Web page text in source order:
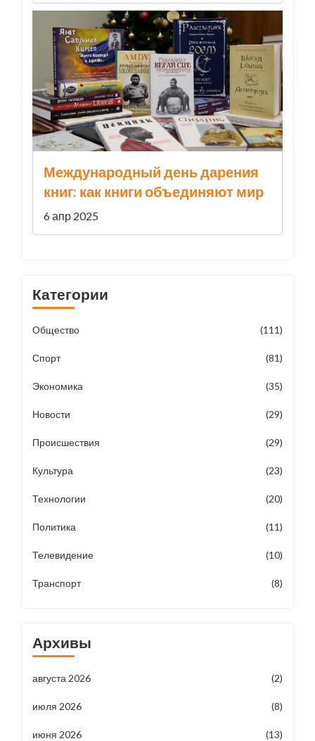
Международный день дарения
книг: как книги объединяют мир
6 апр 2025
Категории
Общество (111)
Спорт (81)
Экономика (35)
Новости (29)
Происшествия (29)
Культура (23)
Технологии (20)
Политика (11)
Телевидение (10)
Транспорт (8)
Архивы
августа 2026 (2)
июля 2026 (8)
июня 2026 (13)